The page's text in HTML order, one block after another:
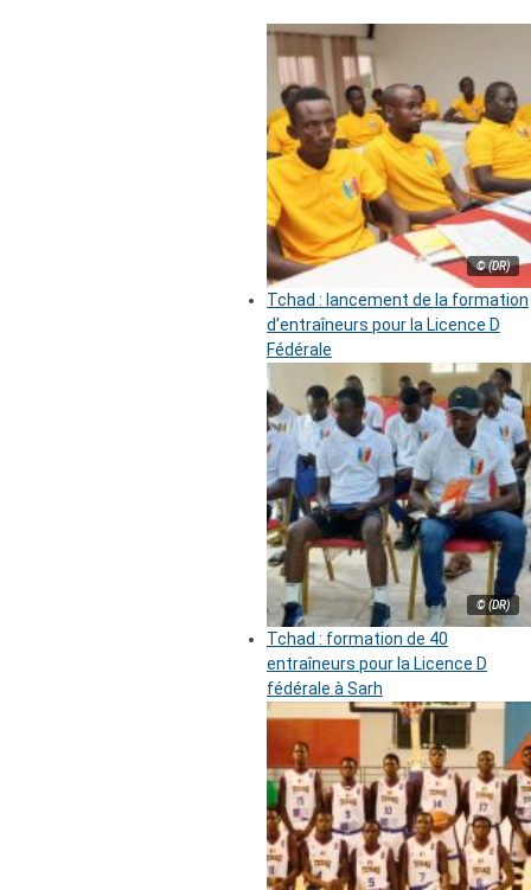
© (DR)
Tchad : lancement de la formation
d’entraîneurs pour la Licence D
Fédérale
© (DR)
Tchad : formation de 40
entraîneurs pour la Licence D
fédérale à Sarh